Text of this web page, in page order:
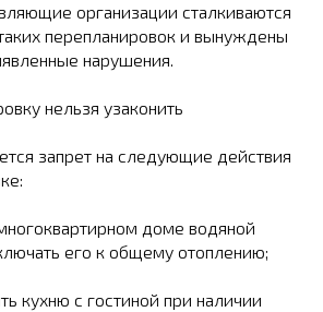
организации сталкиваются
перепланировок и вынуждены
нарушения.
нельзя узаконить
запрет на следующие действия
доме водяной
его к общему отоплению;
кухню с гостиной при наличии